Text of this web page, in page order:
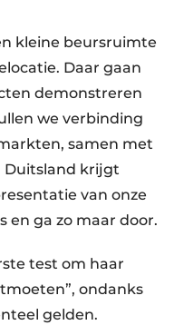
kleine beursruimte
Daar gaan
demonstreren
we verbinding
samen met
Duitsland krijgt
van onze
en ga zo maar door.
test om haar
ondanks
gelden.